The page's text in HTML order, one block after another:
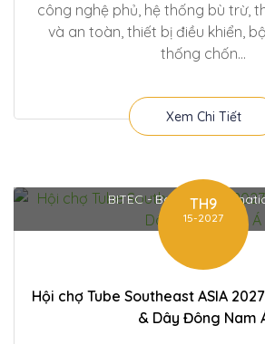
công nghệ phủ, hệ thống bù trừ,
và an toàn, thiết bị điều khiển,
thống chốn...
Xem Chi Tiết
BITEC - Bangkok
TH9
15-2027
Hội chợ Tube Southeast ASIA
& Dây Đông Nam